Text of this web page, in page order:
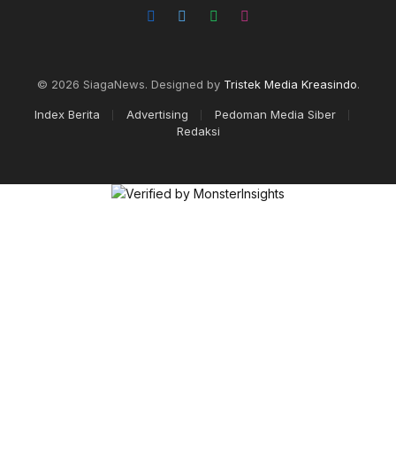
Facebook
X
WhatsAppInstagram
© 2026 SiagaNews. Designed by Tristek Media Kreasindo.
Index Berita Advertising
Pedoman Media Siber
Redaksi